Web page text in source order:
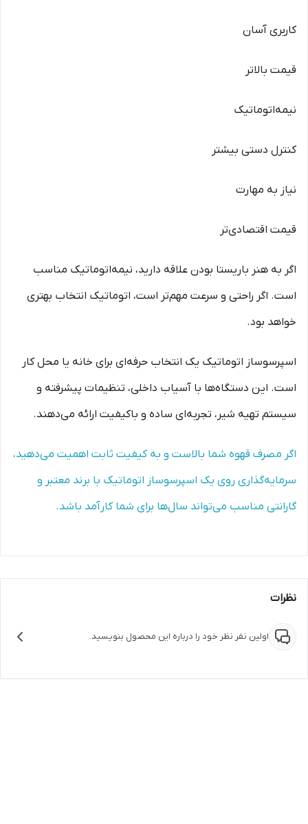
کاربری آسان
قیمت بالاتر
نیمه‌اتوماتیک
کنترل دستی بیشتر
نیاز به مهارت
قیمت اقتصادی‌تر
اگر به هنر باریستا بودن علاقه دارید، نیمه‌اتوماتیک مناسب
است. اگر راحتی و سرعت مهم‌تر است، اتوماتیک انتخاب بهتری
خواهد بود.
اسپرسوساز اتوماتیک یک انتخاب حرفه‌ای برای خانه یا محل کار
است. این دستگاه‌ها با آسیاب داخلی، تنظیمات پیشرفته و
سیستم تهیه شیر، تجربه‌ای ساده و باکیفیت ارائه می‌دهند.
اگر مصرف قهوه شما بالاست و به کیفیت ثابت اهمیت می‌دهید،
سرمایه‌گذاری روی یک اسپرسوساز اتوماتیک با برند معتبر و
گارانتی مناسب می‌تواند سال‌ها برای شما کارآمد باشد.
نظرات
اولین نفر نظر خود را درباره این محصول بنویسید.